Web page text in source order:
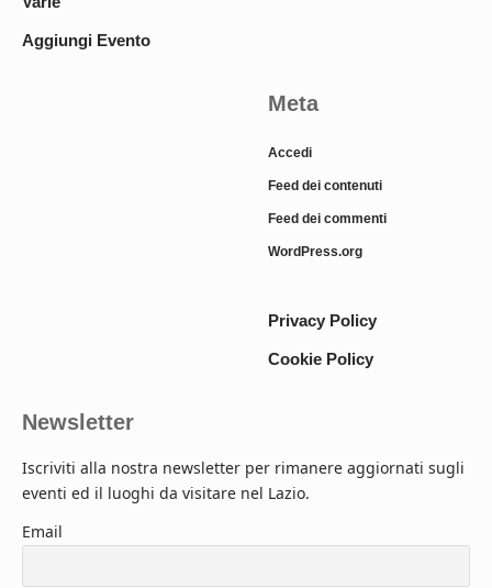
Aggiungi Evento
Meta
Accedi
Feed dei contenuti
Feed dei commenti
WordPress.org
Privacy Policy
Cookie Policy
Newsletter
Iscriviti alla nostra newsletter per rimanere aggiornati sugli
eventi ed il luoghi da visitare nel Lazio.
Email